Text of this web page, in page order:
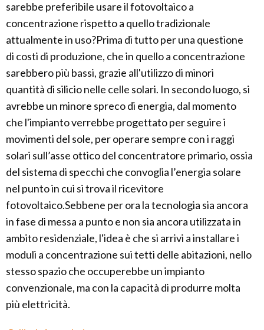
sarebbe preferibile usare il fotovoltaico a
concentrazione rispetto a quello tradizionale
attualmente in uso?Prima di tutto per una questione
di costi di produzione, che in quello a concentrazione
sarebbero più bassi, grazie all'utilizzo di minori
quantità di silicio nelle celle solari. In secondo luogo, si
avrebbe un minore spreco di energia, dal momento
che l'impianto verrebbe progettato per seguire i
movimenti del sole, per operare sempre con i raggi
solari sull’asse ottico del concentratore primario, ossia
del sistema di specchi che convoglia l’energia solare
nel punto in cui si trova il ricevitore
fotovoltaico.Sebbene per ora la tecnologia sia ancora
in fase di messa a punto e non sia ancora utilizzata in
ambito residenziale, l'idea è che si arrivi a installare i
moduli a concentrazione sui tetti delle abitazioni, nello
stesso spazio che occuperebbe un impianto
convenzionale, ma con la capacità di produrre molta
più elettricità.